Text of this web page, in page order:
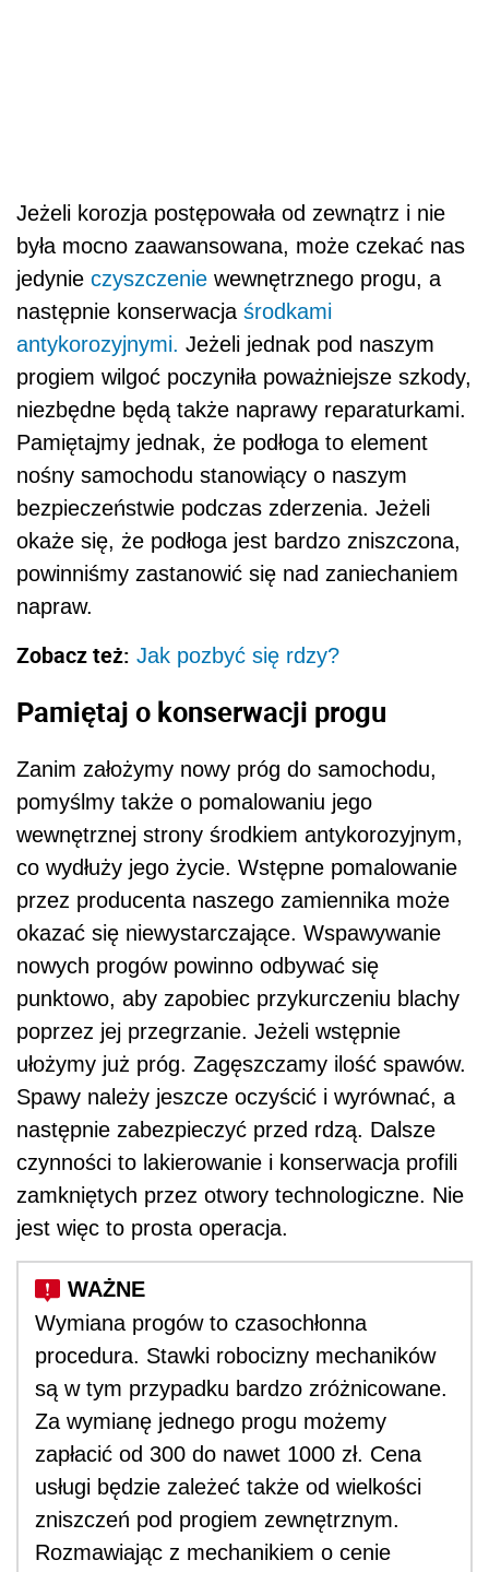
Jeżeli korozja postępowała od zewnątrz i nie
była mocno zaawansowana, może czekać nas
jedynie czyszczenie wewnętrznego progu, a
następnie konserwacja środkami
antykorozyjnymi. Jeżeli jednak pod naszym
progiem wilgoć poczyniła poważniejsze szkody,
niezbędne będą także naprawy reparaturkami.
Pamiętajmy jednak, że podłoga to element
nośny samochodu stanowiący o naszym
bezpieczeństwie podczas zderzenia. Jeżeli
okaże się, że podłoga jest bardzo zniszczona,
powinniśmy zastanowić się nad zaniechaniem
napraw.
Zobacz też: Jak pozbyć się rdzy?
Pamiętaj o konserwacji progu
Zanim założymy nowy próg do samochodu,
pomyślmy także o pomalowaniu jego
wewnętrznej strony środkiem antykorozyjnym,
co wydłuży jego życie. Wstępne pomalowanie
przez producenta naszego zamiennika może
okazać się niewystarczające. Wspawywanie
nowych progów powinno odbywać się
punktowo, aby zapobiec przykurczeniu blachy
poprzez jej przegrzanie. Jeżeli wstępnie
ułożymy już próg. Zagęszczamy ilość spawów.
Spawy należy jeszcze oczyścić i wyrównać, a
następnie zabezpieczyć przed rdzą. Dalsze
czynności to lakierowanie i konserwacja profili
zamkniętych przez otwory technologiczne. Nie
jest więc to prosta operacja.
Wymiana progów to czasochłonna
procedura. Stawki robocizny mechaników
są w tym przypadku bardzo zróżnicowane.
Za wymianę jednego progu możemy
zapłacić od 300 do nawet 1000 zł. Cena
usługi będzie zależeć także od wielkości
zniszczeń pod progiem zewnętrznym.
Rozmawiając z mechanikiem o cenie